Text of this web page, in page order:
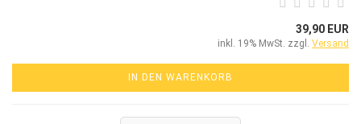
39,90 EUR
inkl. 19% MwSt. zzgl. Versand
IN DEN WARENKORB